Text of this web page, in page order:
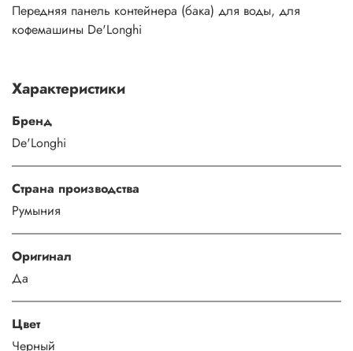
Передняя панель контейнера (бака) для воды, для
кофемашины De'Longhi
Характеристики
Бренд
De'Longhi
Страна производства
Румыния
Оригинал
Да
Цвет
Черный